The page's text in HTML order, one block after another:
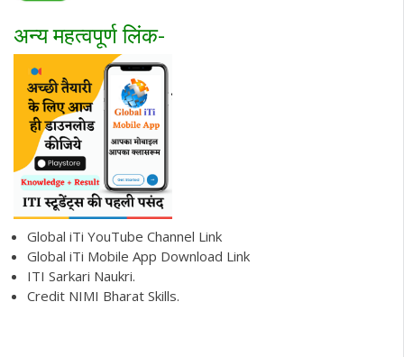
अन्य महत्वपूर्ण लिंक-
Global iTi YouTube Channel Link
Global iTi Mobile App Download Link
ITI Sarkari Naukri.
Credit NIMI Bharat Skills.